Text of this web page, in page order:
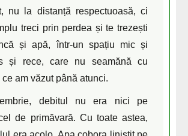
nu la distanță respectuoasă, ci
treci prin perdea și te trezești
și apă, într-un spațiu mic și
și rece, care nu seamănă cu
am văzut până atunci.
debitul nu era nici pe
de primăvară. Cu toate astea,